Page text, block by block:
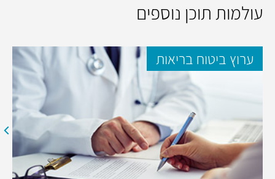
עולמות תוכן נוספים
ערוץ ביטוח בריאות